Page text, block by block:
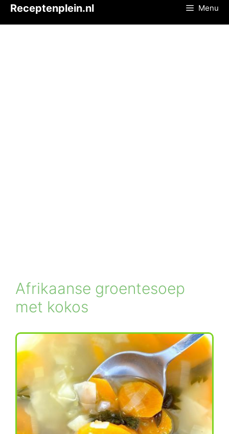
Receptenplein.nl Menu
Afrikaanse groentesoep
met kokos